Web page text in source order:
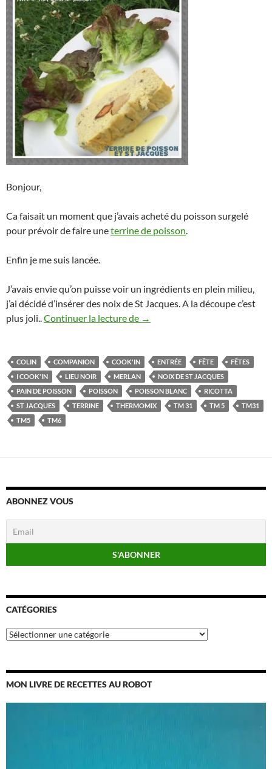
Bonjour,
Ca faisait un moment que j’avais acheté du poisson surgelé
pour prévoir de faire uneterrine de poisson.
Enfin je me suis lancée.
J’avais envie qu’on puisse voir un ingrédients en plein milieu,
j’ai décidé d’insérer des noix de St Jacques. A la découpe c’est
plus joli..Continuer la lecture de Terrine de poisson aux St
→
COLIN COMPANION COOK'IN ENTRÉE FÊTE
FÊTES
I COOK'IN
LIEU NOIR MERLAN
NOIX DE ST JACQUES
PAIN DE POISSON
POISSON POISSON BLANC
RICOTTA
ST JACQUES
TERRINE THERMOMIX TM 31 TM 5
TM31
TM5
TM6
ABONNEZ VOUS
CATÉGORIES
Catégories
MON LIVRE DE RECETTES AU ROBOT